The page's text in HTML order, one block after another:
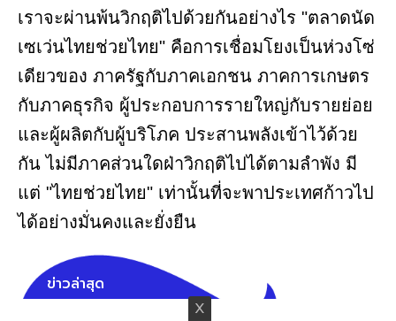
เราจะผ่านพ้นวิกฤติไปด้วยกันอย่างไร "ตลาดนัด
เซเว่นไทยช่วยไทย" คือการเชื่อมโยงเป็นห่วงโซ่
เดียวของ ภาครัฐกับภาคเอกชน ภาคการเกษตร
กับภาคธุรกิจ ผู้ประกอบการรายใหญ่กับรายย่อย
และผู้ผลิตกับผู้บริโภค ประสานพลังเข้าไว้ด้วย
กัน ไม่มีภาคส่วนใดฝ่าวิกฤติไปได้ตามลำพัง มี
แต่ "ไทยช่วยไทย" เท่านั้นที่จะพาประเทศก้าวไป
ได้อย่างมั่นคงและยั่งยืน
ข่าวล่าสุด